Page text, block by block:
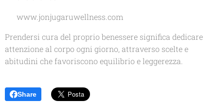
🌐 www.jonjugaruwellness.com
Prendersi cura del proprio benessere significa dedicare
attenzione al corpo ogni giorno, attraverso scelte e
abitudini che favoriscono equilibrio e leggerezza.
Share